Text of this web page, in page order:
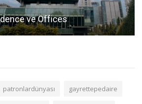
ve Offices
patronlardünyası gayrettepedaire